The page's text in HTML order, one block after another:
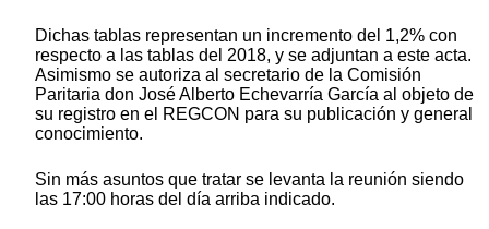
Dichas tablas representan un incremento del 1,2% con
respecto a las tablas del 2018, y se adjuntan a este acta.
Asimismo se autoriza al secretario de la Comisión
Paritaria don José Alberto Echevarría García al objeto de
su registro en el REGCON para su publicación y general
conocimiento.
Sin más asuntos que tratar se levanta la reunión siendo
las 17:00 horas del día arriba indicado.